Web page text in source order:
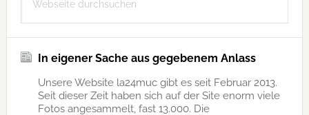
durchsuchen
In eigener Sache aus gegebenem Anlass
Unsere Website la24muc gibt es seit Februar 2013.
Seit dieser Zeit haben sich auf der Site enorm viele
Fotos angesammelt, fast 13.000. Die